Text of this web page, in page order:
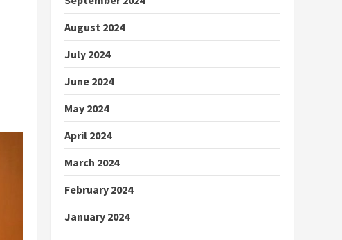
August 2024
July 2024
June 2024
May 2024
April 2024
March 2024
February 2024
January 2024